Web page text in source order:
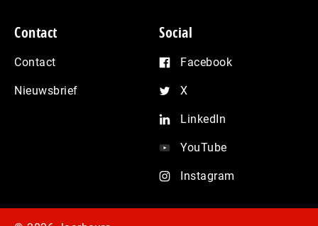
Contact
Contact
Nieuwsbrief
Social
Facebook
X
LinkedIn
YouTube
Instagram